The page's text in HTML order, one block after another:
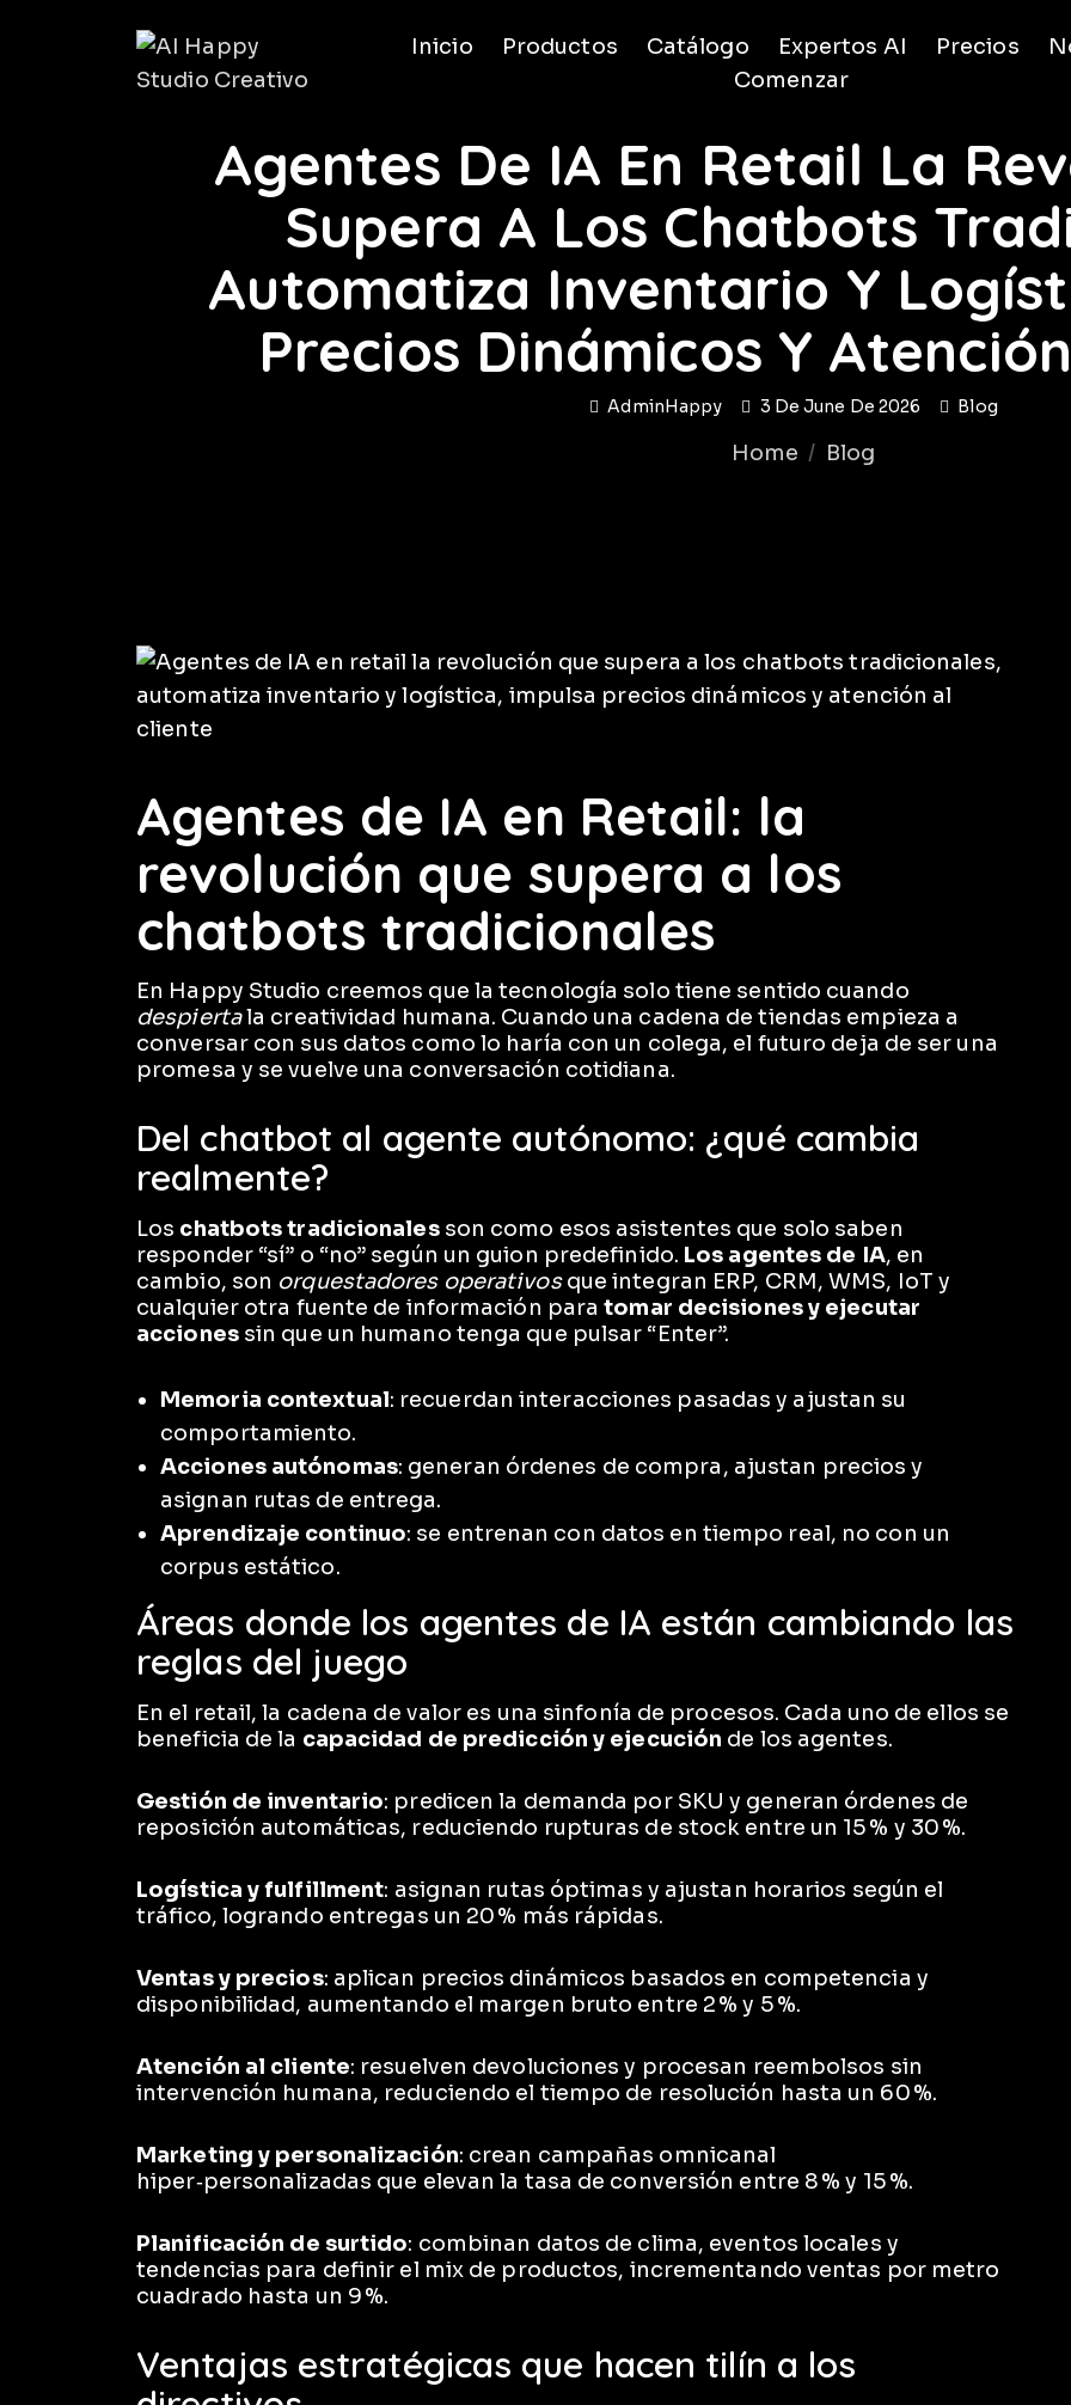
Inicio Productos Catálogo Expertos AI Precios
Comenzar
Agentes De IA En Retail La
Supera A Los Chatbots
Automatiza Inventario Y
Precios Dinámicos Y
AdminHappy 3 De June De 2026 Blog
Home Blog
Agentes de IA en Retail: la
revolución que supera a los
chatbots tradicionales
En Happy Studio creemos que la tecnología solo tiene sentido cuando
despiertala creatividad humana. Cuando una cadena de tiendas empieza a
conversar con sus datos como lo haría con un colega, el futuro deja de ser una
promesa y se vuelve una conversación cotidiana.
Del chatbot al agente autónomo: ¿qué cambia
realmente?
Los chatbots tradicionalesson como esos asistentes que solo saben
responder “sí” o “no” según un guion predefinido. Los agentes de IA, en
cambio, son orquestadores operativosque integran ERP, CRM, WMS, IoT y
cualquier otra fuente de información paratomar decisiones y ejecutar
accionessin que un humano tenga que pulsar “Enter”.
Memoria contextual: recuerdan interacciones pasadas y ajustan su
comportamiento.
Acciones autónomas: generan órdenes de compra, ajustan precios y
asignan rutas de entrega.
Aprendizaje continuo: se entrenan con datos en tiempo real, no con un
corpus estático.
Áreas donde los agentes de IA están cambiando las
reglas del juego
En el retail, la cadena de valor es una sinfonía de procesos. Cada uno de ellos se
beneficia de la capacidad de predicción y ejecución de los agentes.
Gestión de inventario: predicen la demanda por SKU y generan órdenes de
reposición automáticas, reduciendo rupturas de stock entre un 15 % y 30 %.
Logística y fulfillment: asignan rutas óptimas y ajustan horarios según el
tráfico, logrando entregas un 20 % más rápidas.
Ventas y precios: aplican precios dinámicos basados en competencia y
disponibilidad, aumentando el margen bruto entre 2 % y 5 %.
Atención al cliente: resuelven devoluciones y procesan reembolsos sin
intervención humana, reduciendo el tiempo de resolución hasta un 60 %.
Marketing y personalización: crean campañas omnicanal
hiper‑personalizadas que elevan la tasa de conversión entre 8 % y 15 %.
Planificación de surtido: combinan datos de clima, eventos locales y
tendencias para definir el mix de productos, incrementando ventas por metro
cuadrado hasta un 9 %.
Ventajas estratégicas que hacen tilín a los